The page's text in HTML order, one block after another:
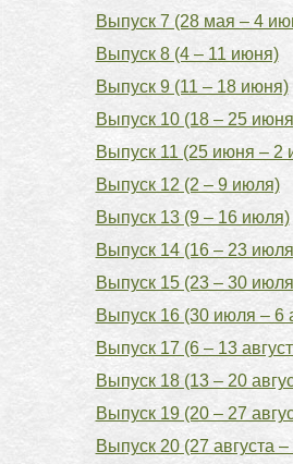
Выпуск 7 (28 мая – 4
Выпуск 8 (4 – 11 июня)
Выпуск 9 (11 – 18 июня)
Выпуск 10 (18 – 25
Выпуск 11 (25 июня – 2
Выпуск 12 (2 – 9 июля)
Выпуск 13 (9 – 16 июля)
Выпуск 14 (16 – 23
Выпуск 15 (23 – 30
Выпуск 16 (30 июля – 6
Выпуск 17 (6 – 13
Выпуск 18 (13 – 20
Выпуск 19 (20 – 27
Выпуск 20 (27 августа